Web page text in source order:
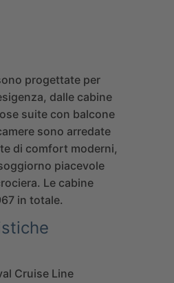
progettate per
dalle cabine
suite con balcone
sono arredate
di comfort moderni,
piacevole
Le cabine
in totale.
Cruise Line